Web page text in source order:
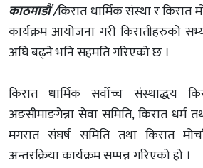
काठमाडौं /किरात धार्मिक संस्था र किरात
कार्यक्रम आयोजना गरी किरातीहरुको
अघि बढ्ने भनि सहमति गरिएको छ ।
किरात धार्मिक सर्वोच्च संस्थाद्धय
अङसीमाङगेन्ना सेवा समिति, किरात धर्म
मगरात संघर्ष समिति तथा किरात
अन्तरक्रिया कार्यक्रम सम्पन्न गरिएको हो ।